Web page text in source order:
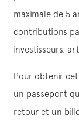
maximale de 5
contributions
investisseurs,
Pour obtenir
un passeport
retour et un